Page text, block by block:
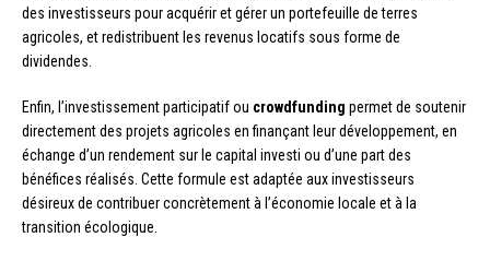
des investisseurs pour acquérir et gérer un portefeuille de terres
agricoles, et redistribuent les revenus locatifs sous forme de
dividendes.
Enfin, l’investissement participatif ou crowdfunding permet de soutenir
directement des projets agricoles en finançant leur développement, en
échange d’un rendement sur le capital investi ou d’une part des
bénéfices réalisés. Cette formule est adaptée aux investisseurs
désireux de contribuer concrètement à l’économie locale et à la
transition écologique.